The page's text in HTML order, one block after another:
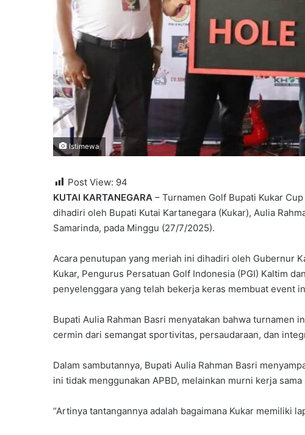
Istimewa
Post View: 94
KUTAI KARTANEGARA – Turnamen Golf Bupati Kukar
dihadiri oleh Bupati Kutai Kartanegara (Kukar), Aulia
Samarinda, pada Minggu (27/7/2025).
Acara penutupan yang meriah ini dihadiri oleh Gubernur
Kukar, Pengurus Persatuan Golf Indonesia (PGI) Kaltim
penyelenggara yang telah bekerja keras membuat event
Bupati Aulia Rahman Basri menyatakan bahwa turnamen
cermin dari semangat sportivitas, persaudaraan, dan
Dalam sambutannya, Bupati Aulia Rahman Basri
ini tidak menggunakan APBD, melainkan murni kerja
“Artinya tantangannya adalah bagaimana Kukar memiliki